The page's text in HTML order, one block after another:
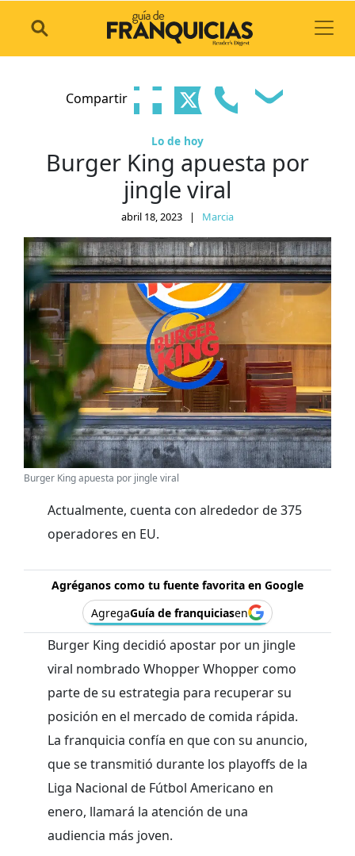
Compartir
Lo de hoy
Burger King apuesta por
jingle viral
abril 18, 2023 | Marcia
Burger King apuesta por jingle viral
Actualmente, cuenta con alrededor de 375
operadores en EU.
Agréganos como tu fuente favorita en Google
AgregaGuía de franquiciasen
Burger King decidió apostar por un jingle
viral nombrado Whopper Whopper como
parte de su estrategia para recuperar su
posición en el mercado de comida rápida.
La franquicia confía en que con su anuncio,
que se transmitió durante los playoffs de la
Liga Nacional de Fútbol Americano en
enero, llamará la atención de una
audiencia más joven.